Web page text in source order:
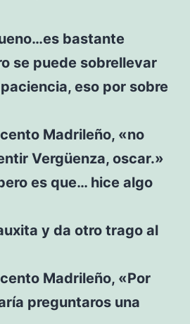
bastante
se puede sobrellevar
eso por sobre
Madrileño, «no
Vergüenza, oscar.»
es que… hice algo
y da otro trago al
Madrileño, «Por
preguntaros una